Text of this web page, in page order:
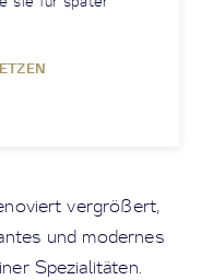
vergrößert,
und modernes
Spezialitäten.